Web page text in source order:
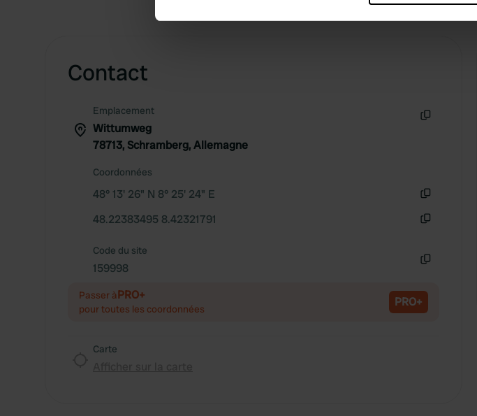
Contact
Emplacement
Wittumweg
78713, Schramberg, Allemagne
Coordonnées
48° 13' 26" N 8° 25' 24" E
48.22383495 8.42321791
Code du site
159998
Passer àPRO+
pour toutes les coordonnées PRO+
Carte